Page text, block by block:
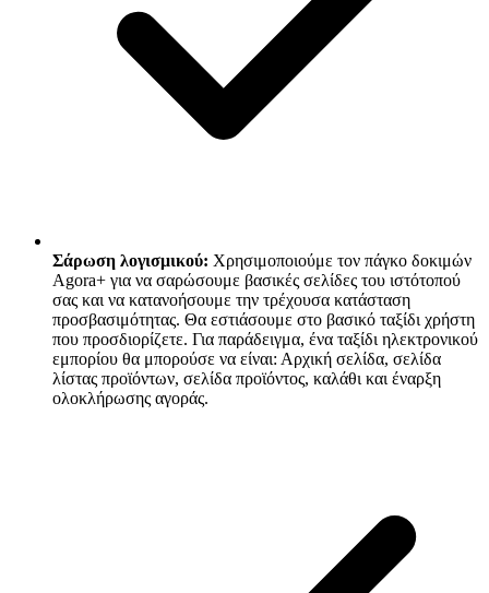
Σάρωση λογισμικού: Χρησιμοποιούμε τον πάγκο δοκιμών
Agora+ για να σαρώσουμε βασικές σελίδες του ιστότοπού
σας και να κατανοήσουμε την τρέχουσα κατάσταση
προσβασιμότητας. Θα εστιάσουμε στο βασικό ταξίδι χρήστη
που προσδιορίζετε. Για παράδειγμα, ένα ταξίδι ηλεκτρονικού
εμπορίου θα μπορούσε να είναι: Αρχική σελίδα, σελίδα
λίστας προϊόντων, σελίδα προϊόντος, καλάθι και έναρξη
ολοκλήρωσης αγοράς.